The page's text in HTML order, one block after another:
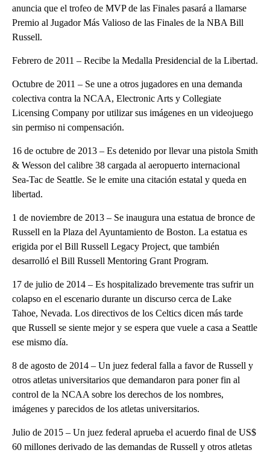
anuncia que el trofeo de MVP de las Finales pasará a llamarse
Premio al Jugador Más Valioso de las Finales de la NBA Bill
Russell.
Febrero de 2011 – Recibe la Medalla Presidencial de la Libertad.
Octubre de 2011 – Se une a otros jugadores en una demanda
colectiva contra la NCAA, Electronic Arts y Collegiate
Licensing Company por utilizar sus imágenes en un videojuego
sin permiso ni compensación.
16 de octubre de 2013 – Es detenido por llevar una pistola Smith
& Wesson del calibre 38 cargada al aeropuerto internacional
Sea-Tac de Seattle. Se le emite una citación estatal y queda en
libertad.
1 de noviembre de 2013 – Se inaugura una estatua de bronce de
Russell en la Plaza del Ayuntamiento de Boston. La estatua es
erigida por el Bill Russell Legacy Project, que también
desarrolló el Bill Russell Mentoring Grant Program.
17 de julio de 2014 – Es hospitalizado brevemente tras sufrir un
colapso en el escenario durante un discurso cerca de Lake
Tahoe, Nevada. Los directivos de los Celtics dicen más tarde
que Russell se siente mejor y se espera que vuele a casa a Seattle
ese mismo día.
8 de agosto de 2014 – Un juez federal falla a favor de Russell y
otros atletas universitarios que demandaron para poner fin al
control de la NCAA sobre los derechos de los nombres,
imágenes y parecidos de los atletas universitarios.
Julio de 2015 – Un juez federal aprueba el acuerdo final de US$
60 millones derivado de las demandas de Russell y otros atletas